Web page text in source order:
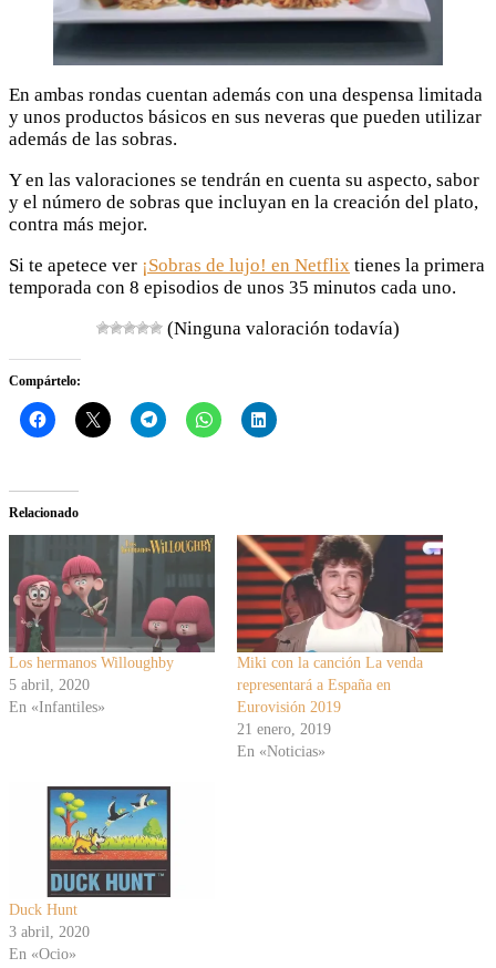
En ambas rondas cuentan además con una despensa limitada
y unos productos básicos en sus neveras que pueden utilizar
además de las sobras.
Y en las valoraciones se tendrán en cuenta su aspecto, sabor
y el número de sobras que incluyan en la creación del plato,
contra más mejor.
Si te apetece ver ¡Sobras de lujo! en Netflix tienes la primera
temporada con 8 episodios de unos 35 minutos cada uno.
(Ninguna valoración todavía)
Compártelo:
Relacionado
Los hermanos Willoughby
5 abril, 2020
En «Infantiles»
Miki con la canción La venda
representará a España en
Eurovisión 2019
21 enero, 2019
En «Noticias»
Duck Hunt
3 abril, 2020
En «Ocio»